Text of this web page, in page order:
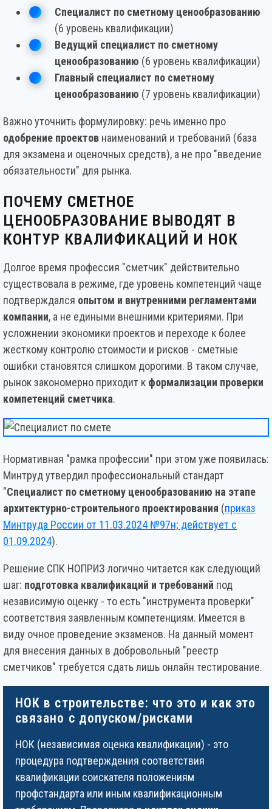
Специалист по сметному ценообразованию
(6 уровень квалификации)
Ведущий специалист по сметному
ценообразованию (6 уровень квалификации)
Главный специалист по сметному
ценообразованию (7 уровень квалификации)
Важно уточнить формулировку: речь именно про
одобрение проектов наименований и требований (база
для экзамена и оценочных средств), а не про "введение
обязательности" для рынка.
ПОЧЕМУ СМЕТНОЕ
ЦЕНООБРАЗОВАНИЕ ВЫВОДЯТ В
КОНТУР КВАЛИФИКАЦИЙ И НОК
Долгое время профессия "сметчик" действительно
существовала в режиме, где уровень компетенций чаще
подтверждался опытом и внутренними регламентами
компании, а не едиными внешними критериями. При
усложнении экономики проектов и переходе к более
жесткому контролю стоимости и рисков - сметные
ошибки становятся слишком дорогими. В таком случае,
рынок закономерно приходит к формализации проверки
компетенций сметчика.
Нормативная "рамка профессии" при этом уже появилась:
Минтруд утвердил профессиональный стандарт
"Специалист по сметному ценообразованию на этапе
архитектурно-строительного проектирования (приказ
Минтруда России от 11.03.2024 №97н; действует с
01.09.2024).
Решение СПК НОПРИЗ логично читается как следующий
шаг: подготовка квалификаций и требований под
независимую оценку - то есть "инструмента проверки"
соответствия заявленным компетенциям. Имеется в
виду очное проведение экзаменов. На данный момент
для внесения данных в добровольный "реестр
сметчиков" требуется сдать лишь онлайн тестирование.
НОК в строительстве: что это и как это
связано с допуском/рисками
НОК (независимая оценка квалификации) - это
процедура подтверждения соответствия
квалификации соискателя положениям
профстандарта или иным квалификационным